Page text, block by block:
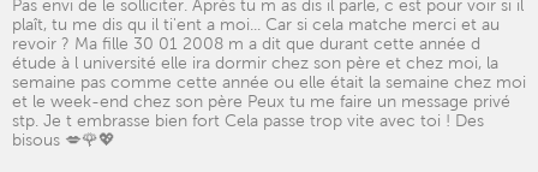
Pas envi de le solliciter. Après tu m as dis il parle, c est pour voir si il
plaît, tu me dis qu il ti'ent a moi... Car si cela matche merci et au
revoir ? Ma fille 30 01 2008 m a dit que durant cette année d
étude à l université elle ira dormir chez son père et chez moi, la
semaine pas comme cette année ou elle était la semaine chez moi
et le week-end chez son père Peux tu me faire un message privé
stp. Je t embrasse bien fort Cela passe trop vite avec toi ! Des
bisous 💋🌹💖